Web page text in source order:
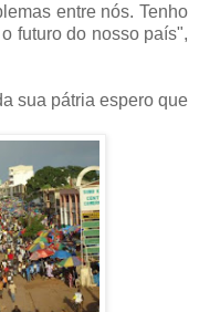
entre nós. Tenho
futuro do nosso país",
sua pátria espero que